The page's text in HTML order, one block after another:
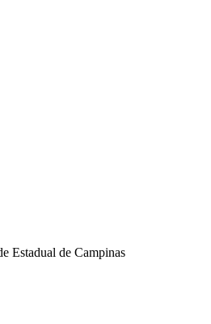
Estadual de Campinas